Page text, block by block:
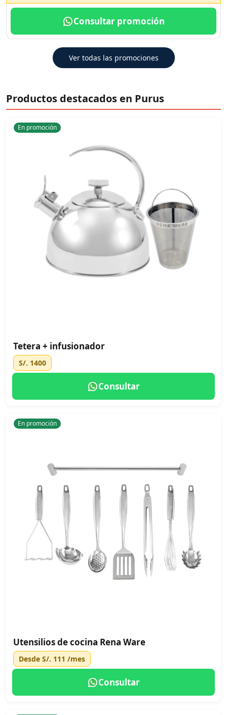
Consultar promoción
Ver todas las promociones
Productos destacados en Purus
En promoción
Tetera + infusionador
S/. 1400
Consultar
En promoción
Utensilios de cocina Rena Ware
Desde S/. 111 /mes
Consultar